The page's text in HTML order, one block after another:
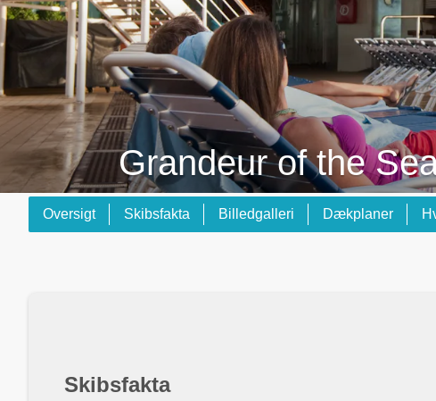
Grandeur of the
Oversigt Skibsfakta Billedgalleri Dækplaner
Skibsfakta